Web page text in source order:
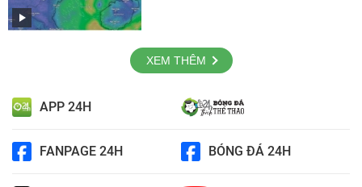
XEM THÊM
APP 24H
FANPAGE 24H BÓNG ĐÁ 24H